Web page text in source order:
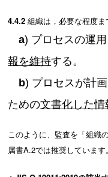
4.4.2 組織は，必要な程度ま
a) プロセスの運
報を維持する。
b) プロセスが計
ための文書化した情
このように、監査を「組織
属書A.2では推奨しています。